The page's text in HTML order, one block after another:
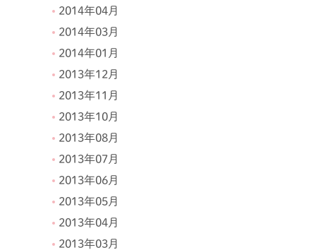
2014年04月
2014年03月
2014年01月
2013年12月
2013年11月
2013年10月
2013年08月
2013年07月
2013年06月
2013年05月
2013年04月
2013年03月